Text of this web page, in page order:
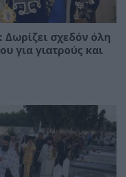
σχεδόν όλη
για γιατρούς και